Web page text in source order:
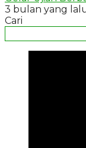
3 bulan yang
Cari